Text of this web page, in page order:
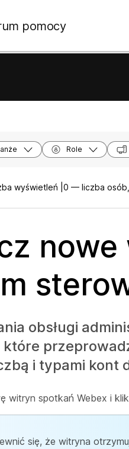
pomocy
Role
wyświetleń | 0 — liczba
obsługi
i typami kont
witryn spotkań Webex i
się, że witryna